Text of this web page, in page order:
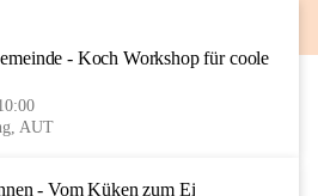
AUG
- Koch Workshop für coole
AUT
- Vom Küken zum Ei